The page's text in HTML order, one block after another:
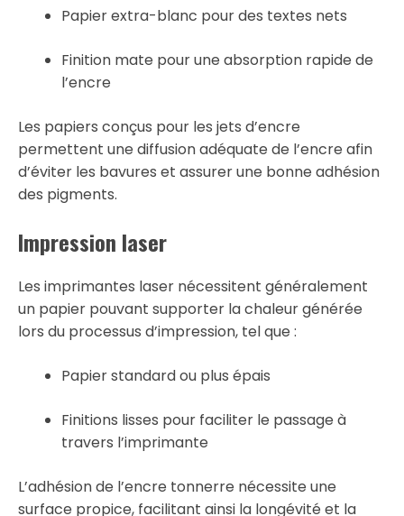
Papier extra-blanc pour des textes nets
Finition mate pour une absorption rapide de
l’encre
Les papiers conçus pour les jets d’encre
permettent une diffusion adéquate de l’encre afin
d’éviter les bavures et assurer une bonne adhésion
des pigments.
Impression laser
Les imprimantes laser nécessitent généralement
un papier pouvant supporter la chaleur générée
lors du processus d’impression, tel que :
Papier standard ou plus épais
Finitions lisses pour faciliter le passage à
travers l’imprimante
L’adhésion de l’encre tonnerre nécessite une
surface propice, facilitant ainsi la longévité et la